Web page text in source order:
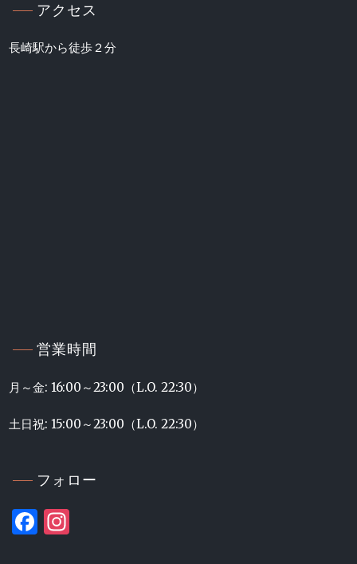
アクセス
長崎駅から徒歩２分
営業時間
月～金: 16:00～23:00（L.O. 22:30）
土日祝: 15:00～23:00（L.O. 22:30）
フォロー
Facebook